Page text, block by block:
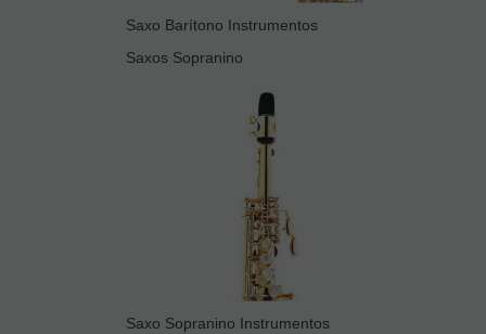
Saxo Barítono Instrumentos
Saxos Sopranino
Saxo Sopranino Instrumentos